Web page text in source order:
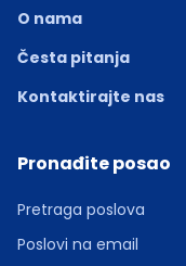
O nama
Česta pitanja
Kontaktirajte nas
Pronađite posao
Pretraga poslova
Poslovi na email